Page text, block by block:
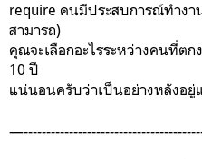
require คนมีประสบการณ์ทำงา
สามารถ)
คุณจะเลือกอะไรระหว่างคนที่ต
10 ปี
แน่นอนครับว่าเป็นอย่างหลังอยู่